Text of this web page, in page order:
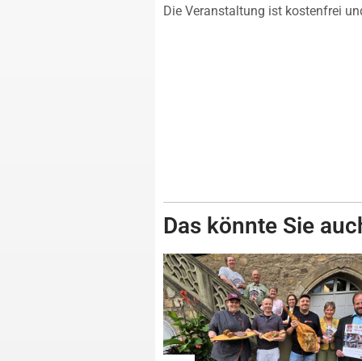
Die Veranstaltung ist kostenfrei
Das könnte Sie